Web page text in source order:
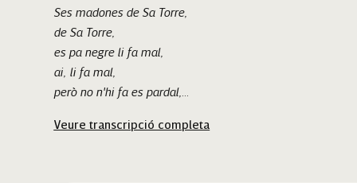
Ses madones de Sa Torre,
de Sa Torre,
es pa negre li fa mal,
ai, li fa mal,
però no n'hi fa es pardal,
quan el té dins sa cotorra,
Veure transcripció completa